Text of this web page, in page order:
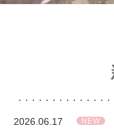
2026.06.17